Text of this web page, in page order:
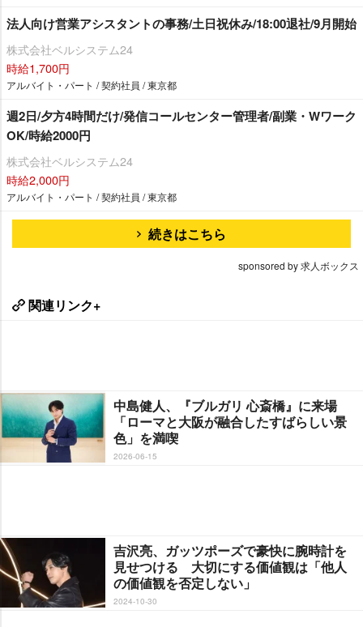
法人向け営業アシスタントの事務/土日祝休み/18:00退社/9月開始
株式会社ベルシステム24
時給1,700円
アルバイト・パート / 契約社員 / 東京都
週2日/夕方4時間だけ/発信コールセンター管理者/副業・Wワーク
OK/時給2000円
株式会社ベルシステム24
時給2,000円
アルバイト・パート / 契約社員 / 東京都
続きはこちら
sponsored by 求人ボックス
関連リンク+
中島健人、『ブルガリ 心斎橋』に来場
「ローマと大阪が融合したすばらしい景
色」を満喫
2026-06-15
吉沢亮、ガッツポーズで豪快に腕時計を
見せつける 大切にする価値観は「他人
の価値観を否定しない」
2024-10-30